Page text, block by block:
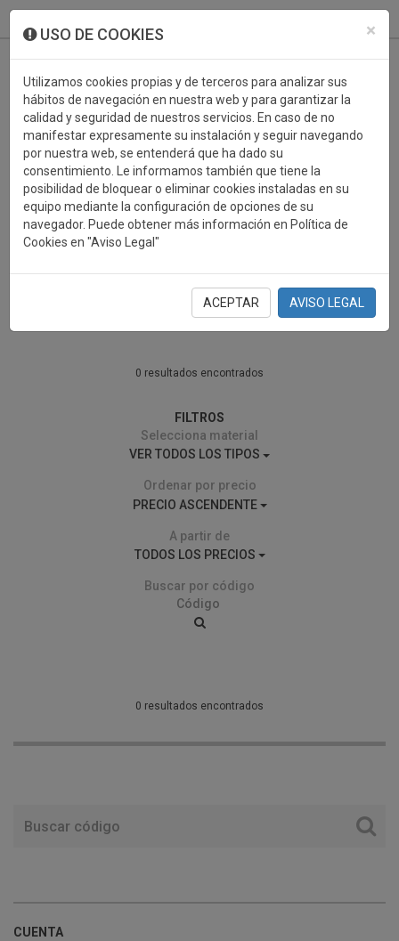
×
USO DE COOKIES
Utilizamos cookies propias y de terceros para analizar sus
hábitos de navegación en nuestra web y para garantizar la
calidad y seguridad de nuestros servicios. En caso de no
manifestar expresamente su instalación y seguir navegando
por nuestra web, se entenderá que ha dado su
consentimiento. Le informamos también que tiene la
posibilidad de bloquear o eliminar cookies instaladas en su
equipo mediante la configuración de opciones de su
navegador. Puede obtener más información en Política de
Cookies en "Aviso Legal"
ACEPTAR AVISO LEGAL
PERSONALIZABLES
VOLEIBOL
PERSONALIZABLES
0 resultados encontrados
FILTROS
Selecciona material
VER TODOS LOS TIPOS
Ordenar por precio
PRECIO ASCENDENTE
A partir de
TODOS LOS PRECIOS
Buscar por código
0 resultados encontrados
CUENTA